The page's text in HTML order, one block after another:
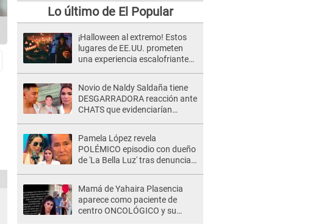
Lo último de El Popular
¡Halloween al extremo! Estos
lugares de EE.UU. prometen
una experiencia escalofriante
Novio de Naldy Saldaña tiene
DESGARRADORA reacción ante
CHATS que evidenciarían
Pamela López revela
POLÉMICO episodio con dueño
de 'La Bella Luz' tras denuncia
Mamá de Yahaira Plasencia
aparece como paciente de
centro ONCOLÓGICO y su